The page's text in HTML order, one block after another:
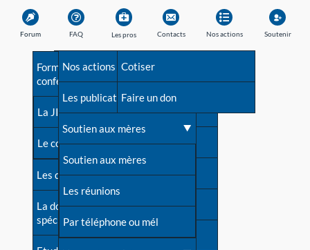
Forum FAQ
Avant la naissance
Les débuts
Une difficulté d'allaitement ?
Cas particuliers
Mythes et vérités
Devenir animatrice ?
Les pros
Formations et
conférences
La JIA
Le congrès
Les dossiers de l'allaitement
La documentation
spécialisée
Contacts
Besoin d'aide?
Répertoire de tous les
contacts
Contact presse
Dossier de presse
Soutenir LLL
Livre d'or
Nos actions
Nos actions
Les publications
Soutien aux mères
Soutien aux mères
Les réunions
Par téléphone ou mél
Soutenir
Cotiser
Faire un don